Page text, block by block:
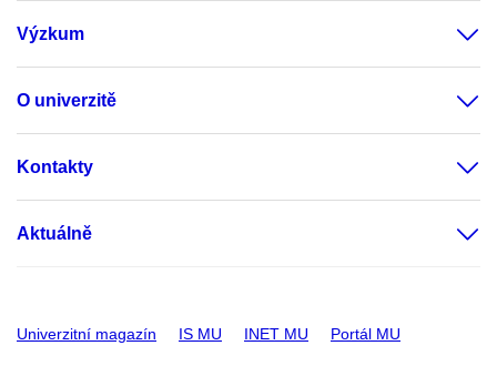
Výzkum
O univerzitě
Kontakty
Aktuálně
Univerzitní magazín IS MU INET MU Portál MU